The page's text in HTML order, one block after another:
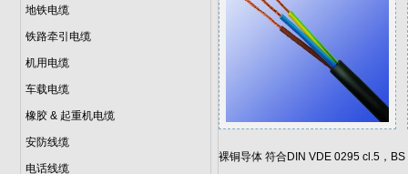
地铁电缆
铁路牵引电缆
机用电缆
车载电缆
橡胶 & 起重机电缆
安防线缆
电话线缆
裸铜导体 符合DIN VDE 0295 cl.5，